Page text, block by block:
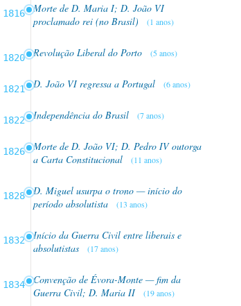
1816
Morte de D. Maria I; D. João VI
proclamado rei (no Brasil)
(1 anos)
1820 Revolução Liberal do Porto (5 anos)
1821 D. João VI regressa a Portugal (6 anos)
1822 Independência do Brasil (7 anos)
1826
Morte de D. João VI; D. Pedro IV outorga
a Carta Constitucional
(11 anos)
1828
D. Miguel usurpa o trono — início do
período absolutista
(13 anos)
1832
Início da Guerra Civil entre liberais e
absolutistas
(17 anos)
1834
Convenção de Évora-Monte — fim da
Guerra Civil; D. Maria II
(19 anos)